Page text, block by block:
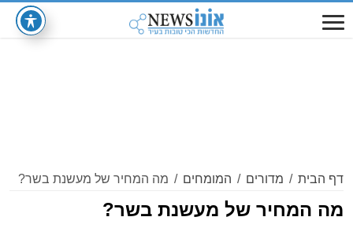
דף הבית / מדורים / המומחים / מה המחיר של מעשנת בשר?
מה המחיר של מעשנת בשר?